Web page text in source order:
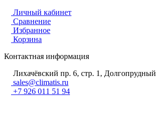
Личный кабинет
Сравнение
Избранное
Корзина
Контактная информация
Лихачёвский пр. 6, стр. 1, Долгопрудный
sales@climatis.ru
+7 926 011 51 94